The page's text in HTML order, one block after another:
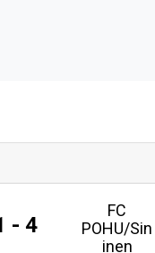
- 4
FC
POHU/Sin
inen